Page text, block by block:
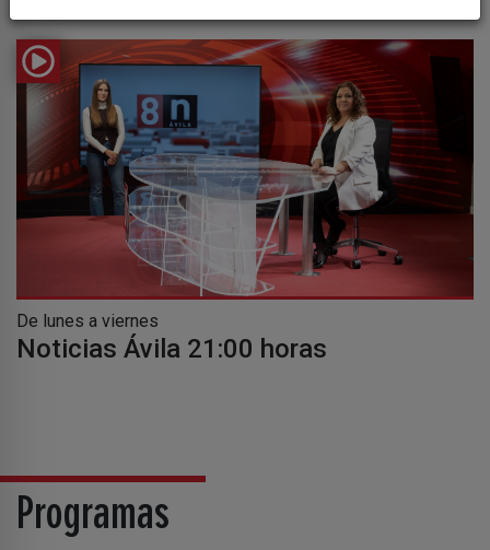
De lunes a viernes
Noticias Ávila 21:00 horas
Programas